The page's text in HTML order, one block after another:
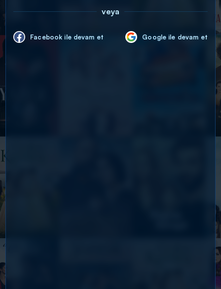
veya
Facebook ile devam et Google ile devam et